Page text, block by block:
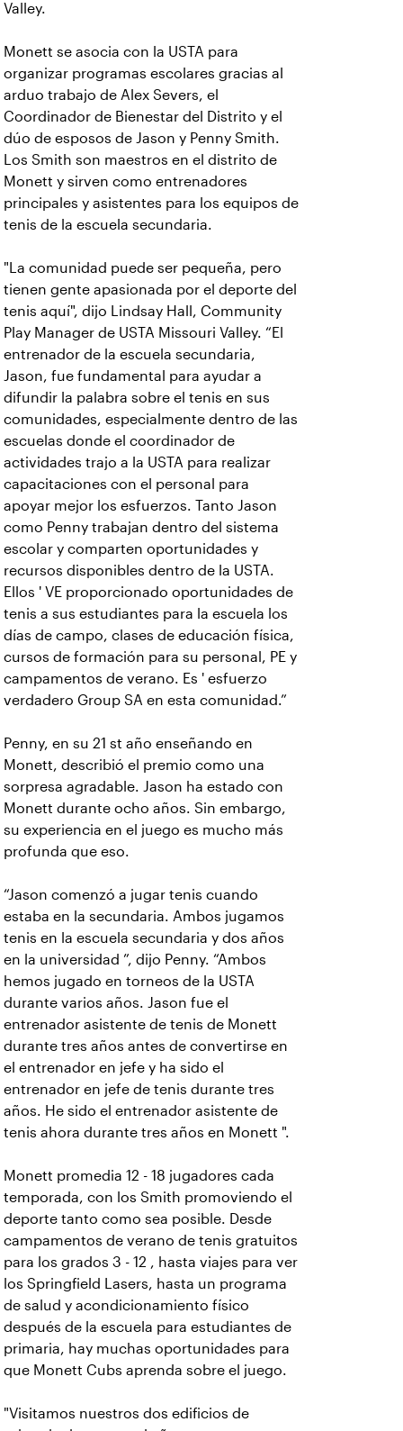
Valley.
Monett se asocia con la USTA para
organizar programas escolares gracias al
arduo trabajo de Alex Severs, el
Coordinador de Bienestar del Distrito y el
dúo de esposos de Jason y Penny Smith.
Los Smith son maestros en el distrito de
Monett y sirven como entrenadores
principales y asistentes para los equipos de
tenis de la escuela secundaria.
"La comunidad puede ser pequeña, pero
tienen gente apasionada por el deporte del
tenis aquí", dijo Lindsay Hall, Community
Play Manager de USTA Missouri Valley. “El
entrenador de la escuela secundaria,
Jason, fue fundamental para ayudar a
difundir la palabra sobre el tenis en sus
comunidades, especialmente dentro de las
escuelas donde el coordinador de
actividades trajo a la USTA para realizar
capacitaciones con el personal para
apoyar mejor los esfuerzos. Tanto Jason
como Penny trabajan dentro del sistema
escolar y comparten oportunidades y
recursos disponibles dentro de la USTA.
Ellos ' VE proporcionado oportunidades de
tenis a sus estudiantes para la escuela los
días de campo, clases de educación física,
cursos de formación para su personal, PE y
campamentos de verano. Es ' esfuerzo
verdadero Group SA en esta comunidad.”
Penny, en su 21 st año enseñando en
Monett, describió el premio como una
sorpresa agradable. Jason ha estado con
Monett durante ocho años. Sin embargo,
su experiencia en el juego es mucho más
profunda que eso.
“Jason comenzó a jugar tenis cuando
estaba en la secundaria. Ambos jugamos
tenis en la escuela secundaria y dos años
en la universidad ”, dijo Penny. “Ambos
hemos jugado en torneos de la USTA
durante varios años. Jason fue el
entrenador asistente de tenis de Monett
durante tres años antes de convertirse en
el entrenador en jefe y ha sido el
entrenador en jefe de tenis durante tres
años. He sido el entrenador asistente de
tenis ahora durante tres años en Monett ".
Monett promedia 12 - 18 jugadores cada
temporada, con los Smith promoviendo el
deporte tanto como sea posible. Desde
campamentos de verano de tenis gratuitos
para los grados 3 - 12 , hasta viajes para ver
los Springfield Lasers, hasta un programa
de salud y acondicionamiento físico
después de la escuela para estudiantes de
primaria, hay muchas oportunidades para
que Monett Cubs aprenda sobre el juego.
"Visitamos nuestros dos edificios de